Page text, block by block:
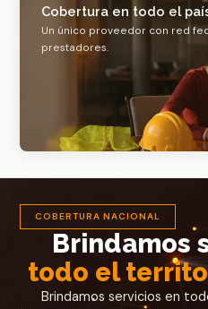
Cobertura en todo el
Un único proveedor con red
prestadores.
COBERTURA NACIONAL
Brindamos
todo el
Brindamos servicios en